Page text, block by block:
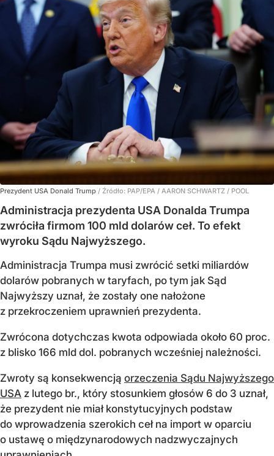
Prezydent USA Donald Trump / Źródło: PAP/EPA / AARON SCHWARTZ / POOL
Administracja prezydenta USA Donalda Trumpa
zwróciła firmom 100 mld dolarów ceł. To efekt
wyroku Sądu Najwyższego.
Administracja Trumpa musi zwrócić setki miliardów
dolarów pobranych w taryfach, po tym jak Sąd
Najwyższy uznał, że zostały one nałożone
z przekroczeniem uprawnień prezydenta.
Zwrócona dotychczas kwota odpowiada około 60 proc.
z blisko 166 mld dol. pobranych wcześniej należności.
Zwroty są konsekwencją orzeczenia Sądu Najwyższego
USA z lutego br., który stosunkiem głosów 6 do 3 uznał,
że prezydent nie miał konstytucyjnych podstaw
do wprowadzenia szerokich ceł na import w oparciu
o ustawę o międzynarodowych nadzwyczajnych